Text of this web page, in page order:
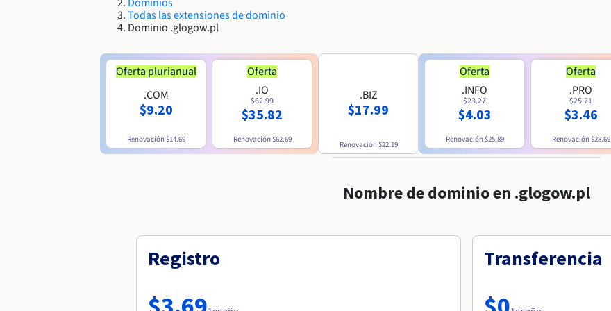
Todas las extensiones de dominio
Dominio .glogow.pl
Oferta plurianual
.COM
$9.20
Renovación$14.69
Oferta
.IO
$62.99
$35.82
Renovación$62.69
.BIZ
$17.99
Renovación$22.19
Oferta
.INFO
$23.27
$4.03
Renovación$25.89
Oferta
.PRO
$25.71
$3.46
Renovación$28.69
Nombre de dominio en .glogow.pl
Registro Transferencia